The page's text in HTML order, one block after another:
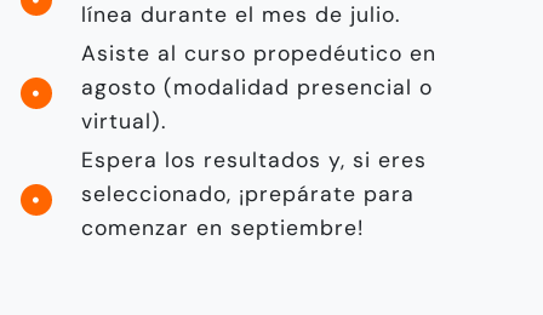
línea durante el mes de julio.
Asiste al curso propedéutico en
agosto (modalidad presencial o
virtual).
Espera los resultados y, si eres
seleccionado, ¡prepárate para
comenzar en septiembre!